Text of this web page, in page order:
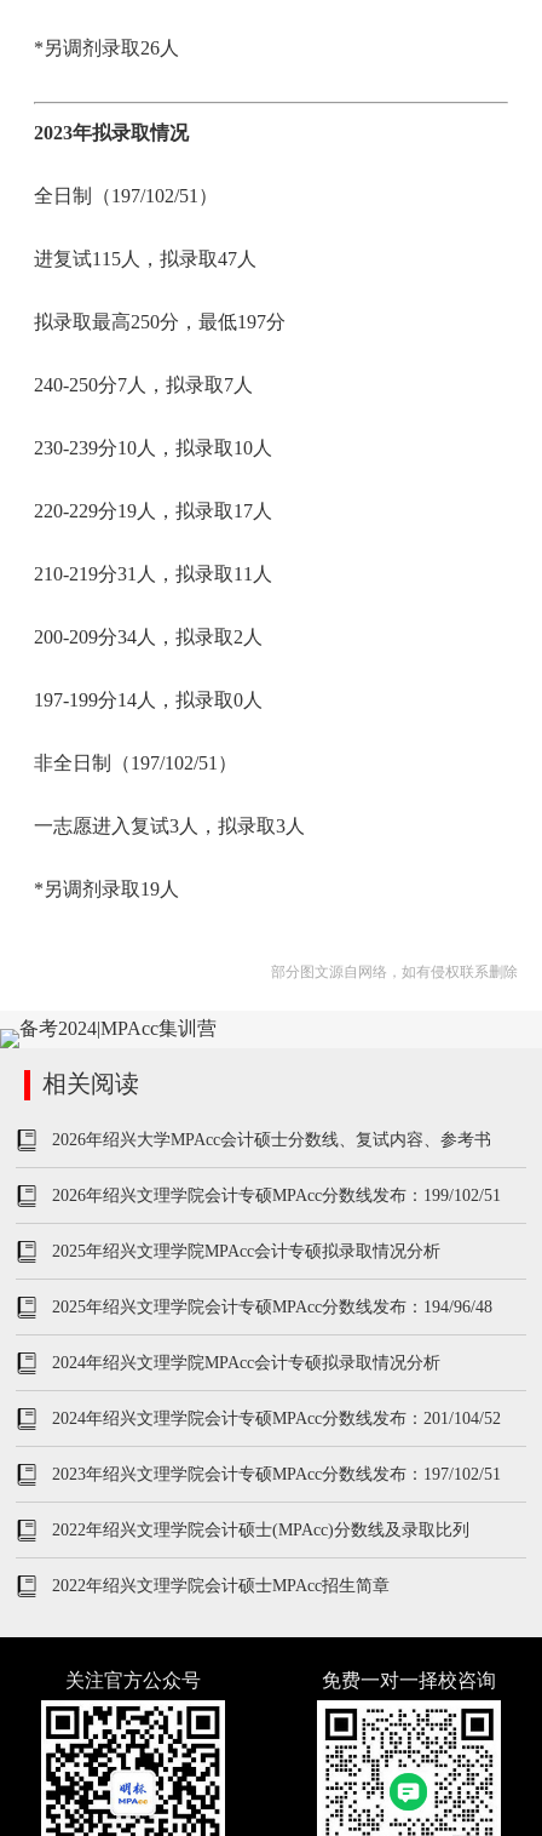
*另调剂录取26人
2023年拟录取情况
全日制（197/102/51）
进复试115人，拟录取47人
拟录取最高250分，最低197分
240-250分7人，拟录取7人
230-239分10人，拟录取10人
220-229分19人，拟录取17人
210-219分31人，拟录取11人
200-209分34人，拟录取2人
197-199分14人，拟录取0人
非全日制（197/102/51）
一志愿进入复试3人，拟录取3人
*另调剂录取19人
部分图文源自网络，如有侵权联系删除
相关阅读
2026年绍兴大学MPAcc会计硕士分数线、复试内容、参考书
2026年绍兴文理学院会计专硕MPAcc分数线发布：199/102/51
2025年绍兴文理学院MPAcc会计专硕拟录取情况分析
2025年绍兴文理学院会计专硕MPAcc分数线发布：194/96/48
2024年绍兴文理学院MPAcc会计专硕拟录取情况分析
2024年绍兴文理学院会计专硕MPAcc分数线发布：201/104/52
2023年绍兴文理学院会计专硕MPAcc分数线发布：197/102/51
2022年绍兴文理学院会计硕士(MPAcc)分数线及录取比列
2022年绍兴文理学院会计硕士MPAcc招生简章
关注官方公众号 免费一对一择校咨询